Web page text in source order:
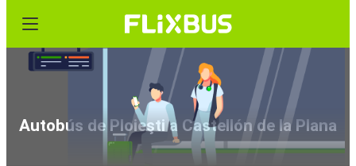
Autobús de Ploieşti a Castellón de la Plana